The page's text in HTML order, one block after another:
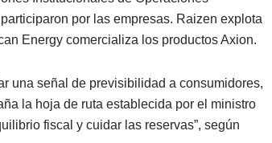
por las empresas. Raizen explota
Energy comercializa los productos Axion.
una señal de previsibilidad a consumidores,
la hoja de ruta establecida por el ministro
fiscal y cuidar las reservas”, según